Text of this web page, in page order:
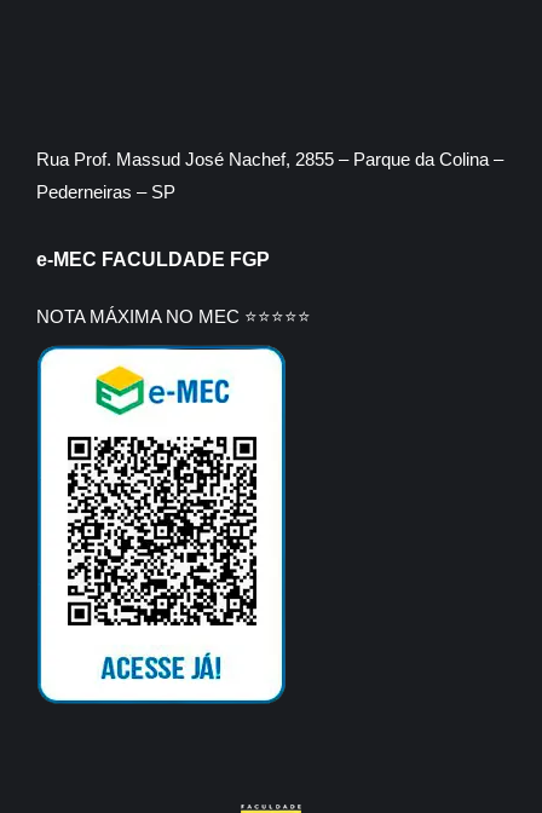
Rua Prof. Massud José Nachef, 2855 – Parque da Colina –
Pederneiras – SP
e-MEC FACULDADE FGP
NOTA MÁXIMA NO MEC ⭐⭐⭐⭐⭐